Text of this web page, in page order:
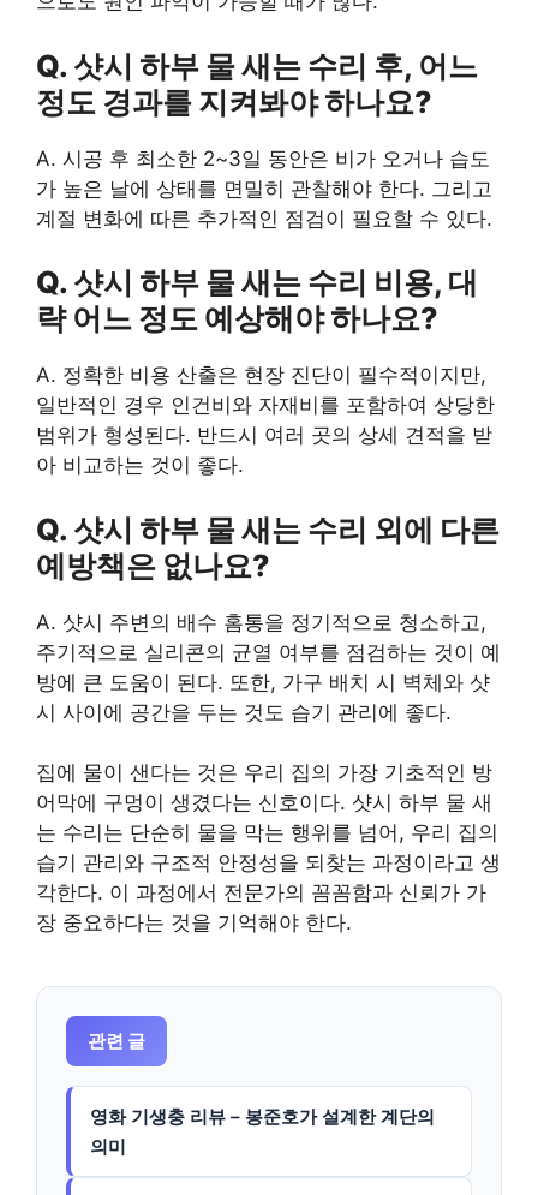
Q. 샷시 하부 물 새는 수리 후, 어느
정도 경과를 지켜봐야 하나요?
A. 시공 후 최소한 2~3일 동안은 비가 오거나 습도
가 높은 날에 상태를 면밀히 관찰해야 한다. 그리고
계절 변화에 따른 추가적인 점검이 필요할 수 있다.
Q. 샷시 하부 물 새는 수리 비용, 대
략 어느 정도 예상해야 하나요?
A. 정확한 비용 산출은 현장 진단이 필수적이지만,
일반적인 경우 인건비와 자재비를 포함하여 상당한
범위가 형성된다. 반드시 여러 곳의 상세 견적을 받
아 비교하는 것이 좋다.
Q. 샷시 하부 물 새는 수리 외에 다른
예방책은 없나요?
A. 샷시 주변의 배수 홈통을 정기적으로 청소하고,
주기적으로 실리콘의 균열 여부를 점검하는 것이 예
방에 큰 도움이 된다. 또한, 가구 배치 시 벽체와 샷
시 사이에 공간을 두는 것도 습기 관리에 좋다.
집에 물이 샌다는 것은 우리 집의 가장 기초적인 방
어막에 구멍이 생겼다는 신호이다. 샷시 하부 물 새
는 수리는 단순히 물을 막는 행위를 넘어, 우리 집의
습기 관리와 구조적 안정성을 되찾는 과정이라고 생
각한다. 이 과정에서 전문가의 꼼꼼함과 신뢰가 가
장 중요하다는 것을 기억해야 한다.
관련 글
영화 기생충 리뷰 – 봉준호가 설계한 계단의
의미